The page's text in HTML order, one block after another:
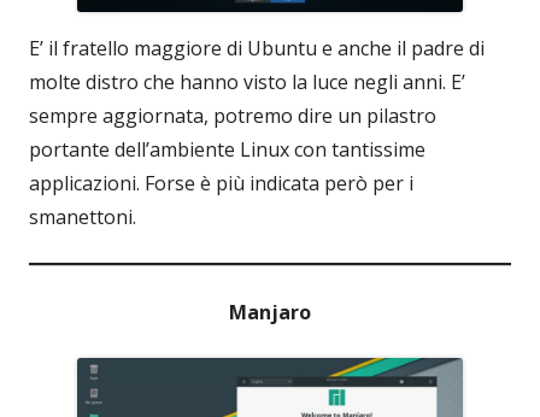
E’ il fratello maggiore di Ubuntu e anche il padre di
molte distro che hanno visto la luce negli anni. E’
sempre aggiornata, potremo dire un pilastro
portante dell’ambiente Linux con tantissime
applicazioni. Forse è più indicata però per i
smanettoni.
Manjaro